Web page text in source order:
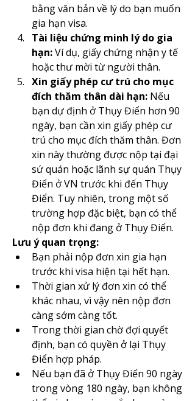
bằng văn bản về lý do bạn muốn
gia hạn visa.​
Tài liệu chứng minh lý do gia
hạn: Ví dụ, giấy chứng nhận y tế
hoặc thư mời từ người thân.​
Xin giấy phép cư trú cho mục
đích thăm thân dài hạn: Nếu
bạn dự định ở Thụy Điển hơn 90
ngày, bạn cần xin giấy phép cư
trú cho mục đích thăm thân. Đơn
xin này thường được nộp tại đại
sứ quán hoặc lãnh sự quán Thụy
Điển ở VN trước khi đến Thụy
Điển. Tuy nhiên, trong một số
trường hợp đặc biệt, bạn có thể
nộp đơn khi đang ở Thụy Điển. ​
Lưu ý quan trọng:
Bạn phải nộp đơn xin gia hạn
trước khi visa hiện tại hết hạn.​
Thời gian xử lý đơn xin có thể
khác nhau, vì vậy nên nộp đơn
càng sớm càng tốt.​
Trong thời gian chờ đợi quyết
định, bạn có quyền ở lại Thụy
Điển hợp pháp.​
Nếu bạn đã ở Thụy Điển 90 ngày
trong vòng 180 ngày, bạn không